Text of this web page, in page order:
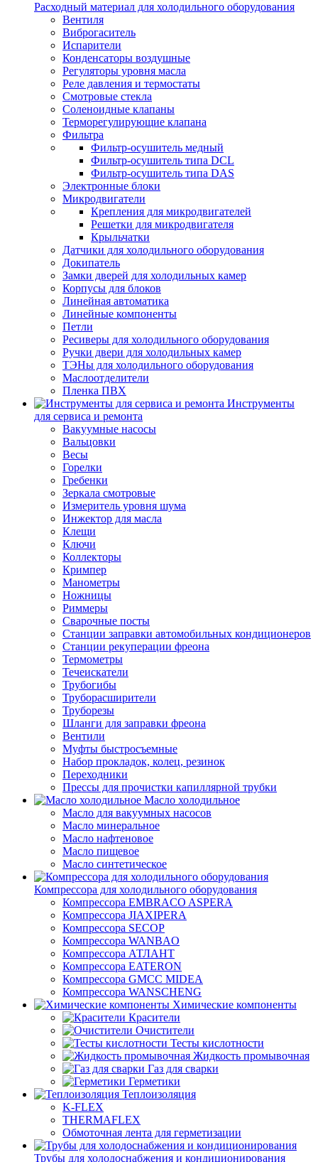
Расходный материал для холодильного оборудования
Вентиля
Виброгаситель
Испарители
Конденсаторы воздушные
Регуляторы уровня масла
Реле давления и термостаты
Смотровые стекла
Соленоидные клапаны
Терморегулирующие клапана
Фильтра
Фильтр-осушитель медный
Фильтр-осушитель типа DCL
Фильтр-осушитель типа DAS
Электронные блоки
Микродвигатели
Крепления для микродвигателей
Решетки для микродвигателя
Крыльчатки
Датчики для холодильного оборудования
Докипатель
Замки дверей для холодильных камер
Корпусы для блоков
Линейная автоматика
Линейные компоненты
Петли
Ресиверы для холодильного оборудования
Ручки двери для холодильных камер
ТЭНы для холодильного оборудования
Маслоотделители
Пленка ПВХ
Инструменты
для сервиса и ремонта
Вакуумные насосы
Вальцовки
Весы
Горелки
Гребенки
Зеркала смотровые
Измеритель уровня шума
Инжектор для масла
Клещи
Ключи
Коллекторы
Кримпер
Манометры
Ножницы
Риммеры
Сварочные посты
Станции заправки автомобильных кондиционеров
Станции рекуперации фреона
Термометры
Течеискатели
Трубогибы
Труборасширители
Труборезы
Шланги для заправки фреона
Вентили
Муфты быстросъемные
Набор прокладок, колец, резинок
Переходники
Прессы для прочистки капиллярной трубки
Масло холодильное
Масло для вакуумных насосов
Масло минеральное
Масло нафтеновое
Масло пищевое
Масло синтетическое
Компрессора для холодильного оборудования
Компрессора EMBRACO ASPERA
Компрессора JIAXIPERA
Компрессора SECOP
Компрессора WANBAO
Компрессора АТЛАНТ
Компрессора EATERON
Компрессора GMCC MIDEA
Компрессора WANSCHENG
Химические компоненты
Красители
Очистители
Тесты кислотности
Жидкость промывочная
Газ для сварки
Герметики
Теплоизоляция
K-FLEX
THERMAFLEX
Обмоточная лента для герметизации
Трубы для холодоснабжения и кондиционирования